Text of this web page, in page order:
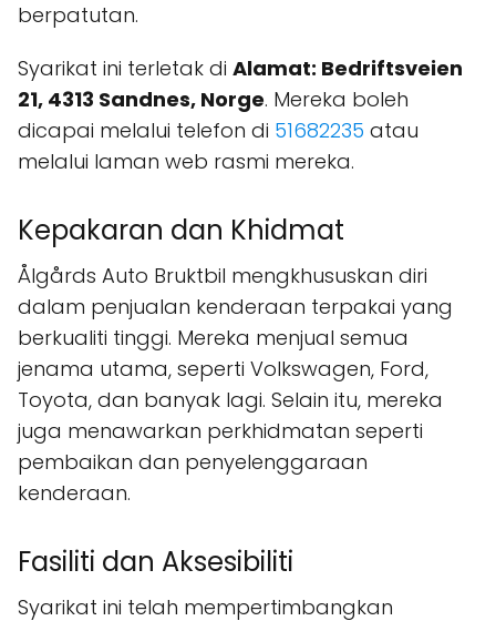
berpatutan.
Syarikat ini terletak di Alamat: Bedriftsveien
21, 4313 Sandnes, Norge. Mereka boleh
dicapai melalui telefon di 51682235 atau
melalui laman web rasmi mereka.
Kepakaran dan Khidmat
Ålgårds Auto Bruktbil mengkhususkan diri
dalam penjualan kenderaan terpakai yang
berkualiti tinggi. Mereka menjual semua
jenama utama, seperti Volkswagen, Ford,
Toyota, dan banyak lagi. Selain itu, mereka
juga menawarkan perkhidmatan seperti
pembaikan dan penyelenggaraan
kenderaan.
Fasiliti dan Aksesibiliti
Syarikat ini telah mempertimbangkan